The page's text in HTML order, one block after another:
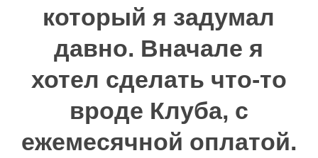
который я задумал
давно. Вначале я
хотел сделать что-то
вроде Клуба, с
ежемесячной оплатой.